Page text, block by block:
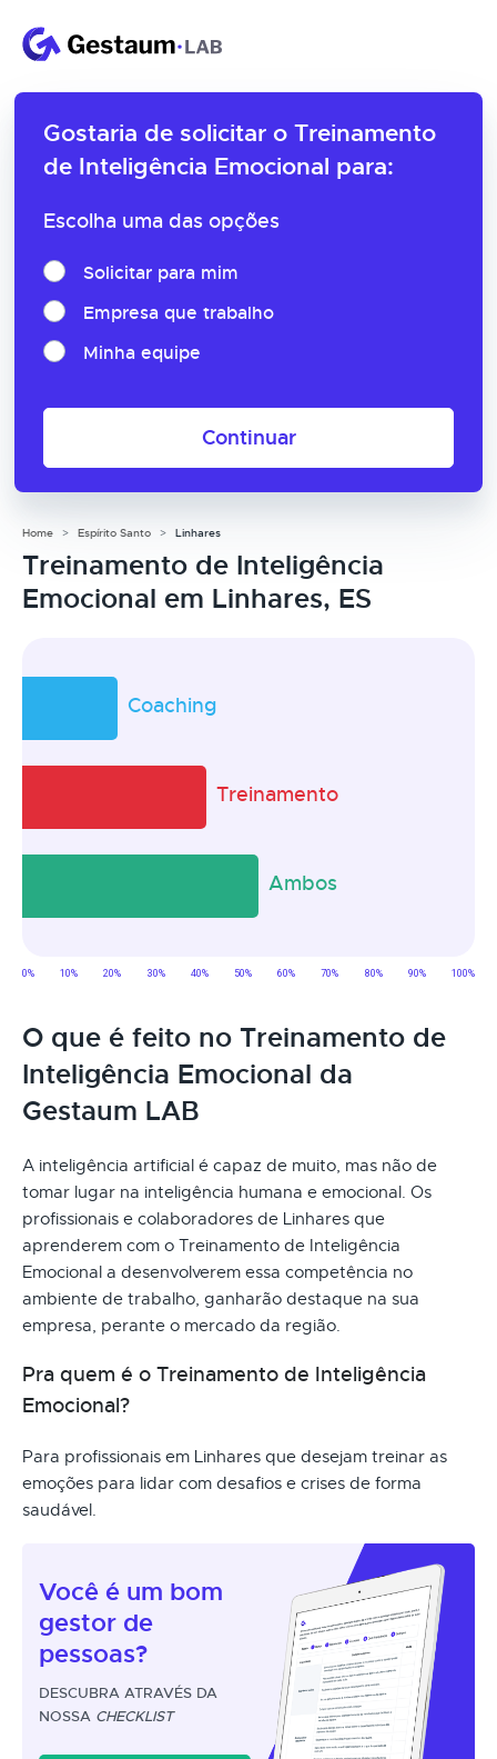
Gostaria de solicitar o Treinamento
de Inteligência Emocional para:
Escolha uma das opções
Solicitar para mim
Empresa que trabalho
Minha equipe
Continuar
Home Espírito Santo Linhares
Treinamento de Inteligência
Emocional em Linhares, ES
O que é feito no Treinamento de
Inteligência Emocional da
Gestaum LAB
A inteligência artificial é capaz de muito, mas não de
tomar lugar na inteligência humana e emocional. Os
profissionais e colaboradores de Linhares que
aprenderem com o Treinamento de Inteligência
Emocional a desenvolverem essa competência no
ambiente de trabalho, ganharão destaque na sua
empresa, perante o mercado da região.
Pra quem é o Treinamento de Inteligência
Emocional?
Para profissionais em Linhares que desejam treinar as
emoções para lidar com desafios e crises de forma
saudável.
Você é um bom
gestor de
pessoas?
DESCUBRA ATRAVÉS DA
NOSSA CHECKLIST